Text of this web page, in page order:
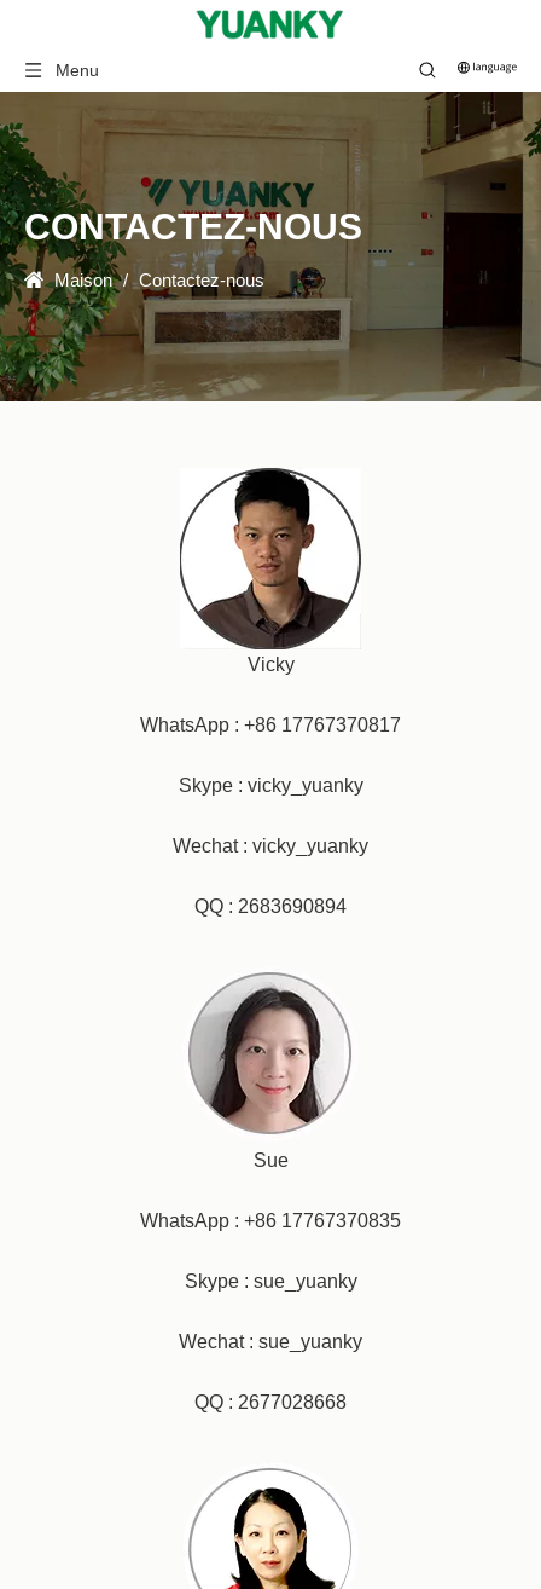
Menu
CONTACTEZ-NOUS
Maison / Contactez-nous
Vicky
WhatsApp : +86 17767370817
Skype : vicky_yuanky
Wechat : vicky_yuanky
QQ : 2683690894
Sue
WhatsApp : +86 17767370835
Skype : sue_yuanky
Wechat : sue_yuanky
QQ : 2677028668